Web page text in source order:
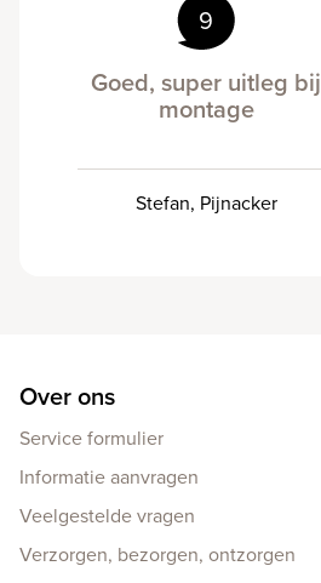
9
Goed, super uitleg bij
montage
Stefan, Pijnacker
Over ons
Service formulier
Informatie aanvragen
Veelgestelde vragen
Verzorgen, bezorgen, ontzorgen